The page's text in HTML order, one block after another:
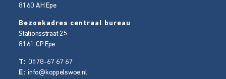
8160 AH Epe
Bezoekadres centraal bureau
Stationsstraat 25
8161 CPEpe
T: 0578-67 67 67
E:info@koppelswoe.nl